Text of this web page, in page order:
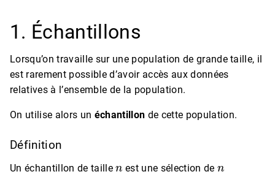
1. Échantillons
Lorsqu’on travaille sur une population de grande taille, il
est rarement possible d’avoir accès aux données
relatives à l’ensemble de la population.
On utilise alors un échantillon de cette population.
Définition
Un échantillon de taille est une sélection de